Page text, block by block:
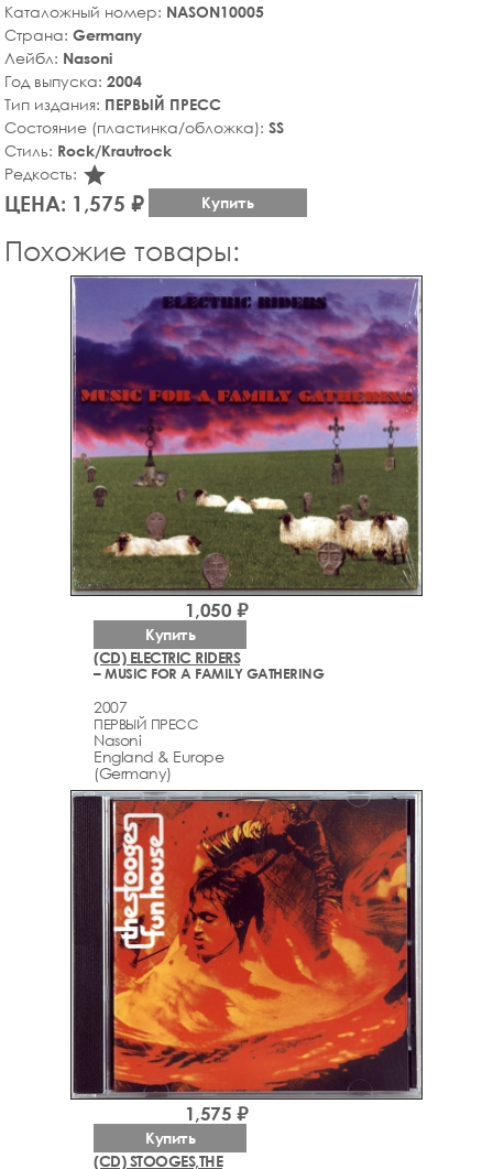
Каталожный номер: NASON10005
Страна: Germany
Лейбл: Nasoni
Год выпуска: 2004
Тип издания: ПЕРВЫЙ ПРЕСС
Состояние (пластинка/обложка): SS
Стиль: Rock/Krautrock
Редкость: star_rate
ЦЕНА: 1,575 ₽ Купить
Похожие товары:
(CD) ELECTRIC RIDERS
– MUSIC FOR A FAMILY GATHERING
2007
ПЕРВЫЙ ПРЕСС
Nasoni
England & Europe
(Germany)
1,050 ₽
Купить
(CD) STOOGES,THE
1,575 ₽
Купить